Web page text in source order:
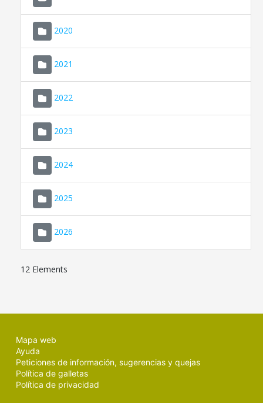
2020
2021
2022
2023
2024
2025
2026
12 Elements
Mapa web
Ayuda
Peticiones de información, sugerencias y quejas
Política de galletas
Política de privacidad